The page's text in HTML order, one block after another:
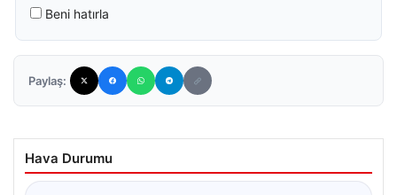
Beni hatırla
Paylaş:
Hava Durumu